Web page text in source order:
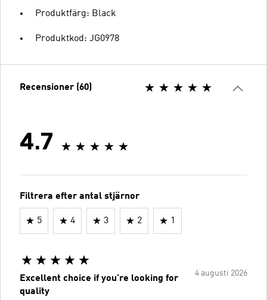
Produktfärg: Black
Produktkod: JG0978
Recensioner (60)
4.7
Filtrera efter antal stjärnor
5 4 3 2 1
4 augusti 2026
Excellent choice if you’re looking for
quality